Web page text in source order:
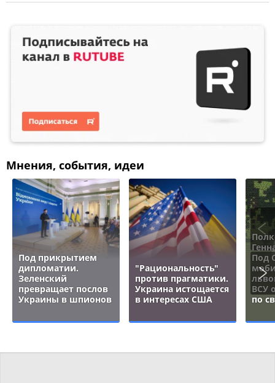
Мнения, события, идеи
Под прикрытием
дипломатии.
Зеленский
превращает послов
Украины в шпионов
"Рациональность"
против прагматики.
Украина истощается
в интересах США
Под
ВСУ
по